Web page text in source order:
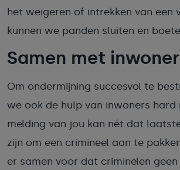
het weigeren of intrekken van een
kunnen we panden sluiten en
Samen met
Om ondermijning succesvol te
we ook de hulp van inwoners hard
melding van jou kan nét dat
zijn om een crimineel aan te
er samen voor dat criminelen